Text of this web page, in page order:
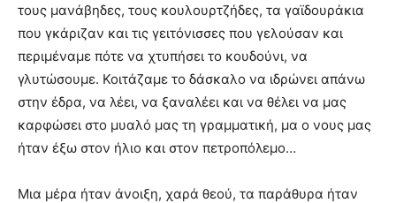
τους μανάβηδες, τους κουλουρτζήδες, τα γαϊδουράκια
που γκάριζαν και τις γειτόνισσες που γελούσαν και
περιμέναμε πότε να χτυπήσει το κουδούνι, να
γλυτώσουμε. Κοιτάζαμε το δάσκαλο να ιδρώνει απάνω
στην έδρα, να λέει, να ξαναλέει και να θέλει να μας
καρφώσει στο μυαλό μας τη γραμματική, μα ο νους μας
ήταν έξω στον ήλιο και στον πετροπόλεμο…
Μια μέρα ήταν άνοιξη, χαρά θεού, τα παράθυρα ήταν